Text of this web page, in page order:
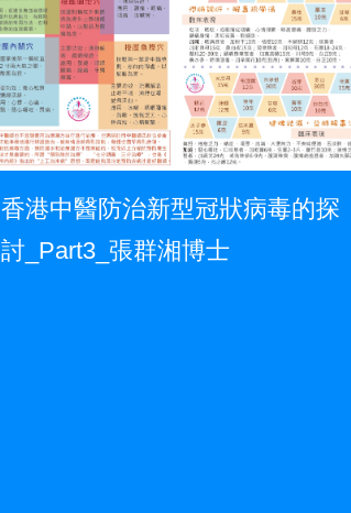
香港中醫防治新型冠狀病毒的探
討_Part3_張群湘博士